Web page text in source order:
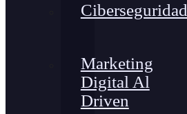
Ciberseguridad
Marketing
Digital Al
Driven